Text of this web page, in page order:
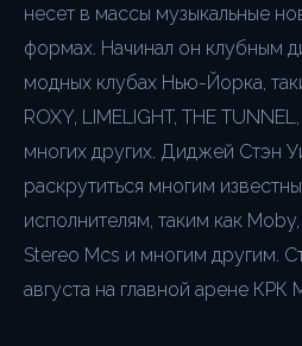
несет в массы музыкальные
формах. Начинал он клубным
модных клубах Нью-Йорка,
ROXY, LIMELIGHT, THE
многих других. Диджей Стэн
раскрутиться многим
исполнителям, таким как
Stereo Mcs и многим другим.
августа на главной арене КРК